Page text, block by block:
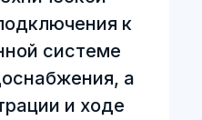
к
системе
а
и ходе